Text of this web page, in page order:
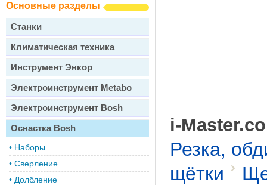
Основные разделы
Станки
Климатическая техника
Инструмент Энкор
Электроинструмент Metabo
Электроинструмент Bosh
Оснастка Bosh
• Наборы
• Сверление
• Долбление
i-
Резка,
щётки